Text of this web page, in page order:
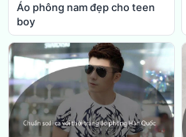
Áo phông nam đẹp cho teen
boy